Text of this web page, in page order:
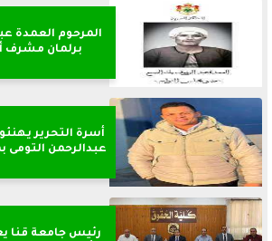
المرحوم العمدة
برلمان مشرف
أسرة التحرير
عبدالرحمن التومى
رئيس جامعة قنا